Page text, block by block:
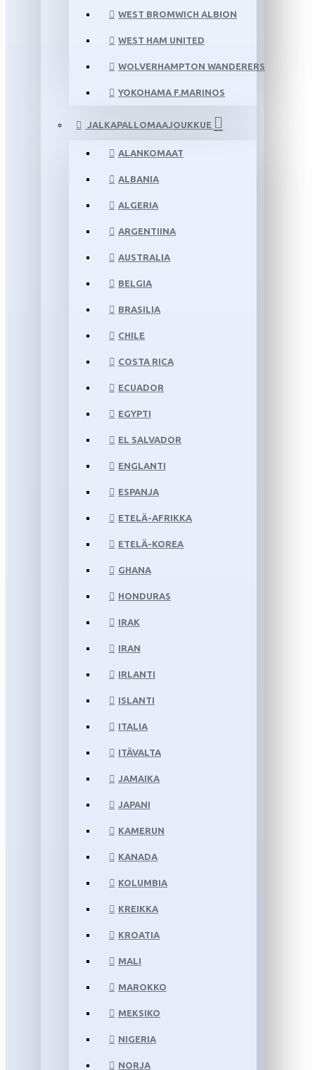
WEST BROMWICH ALBION
WEST HAM UNITED
WOLVERHAMPTON WANDERERS
YOKOHAMA F.MARINOS
JALKAPALLOMAAJOUKKUE
ALANKOMAAT
ALBANIA
ALGERIA
ARGENTIINA
AUSTRALIA
BELGIA
BRASILIA
CHILE
COSTA RICA
ECUADOR
EGYPTI
EL SALVADOR
ENGLANTI
ESPANJA
ETELÄ-AFRIKKA
ETELÄ-KOREA
GHANA
HONDURAS
IRAK
IRAN
IRLANTI
ISLANTI
ITALIA
ITÄVALTA
JAMAIKA
JAPANI
KAMERUN
KANADA
KOLUMBIA
KREIKKA
KROATIA
MALI
MAROKKO
MEKSIKO
NIGERIA
NORJA